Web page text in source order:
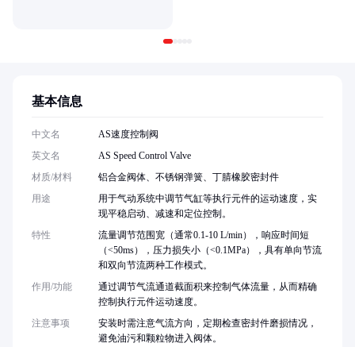
基本信息
中文名
AS速度控制阀
英文名
AS Speed Control Valve
材质/材料
铝合金阀体、不锈钢弹簧、丁腈橡胶密封件
用途
用于气动系统中调节气缸等执行元件的运动速度，实
现平稳启动、减速和定位控制。
特性
流量调节范围宽（通常0.1-10 L/min），响应时间短
（<50ms），压力损失小（<0.1MPa），具有单向节流
和双向节流两种工作模式。
作用/功能
通过调节气流通道截面积来控制气体流量，从而精确
控制执行元件运动速度。
注意事项
安装时需注意气流方向，定期检查密封件磨损情况，
避免油污和颗粒物进入阀体。